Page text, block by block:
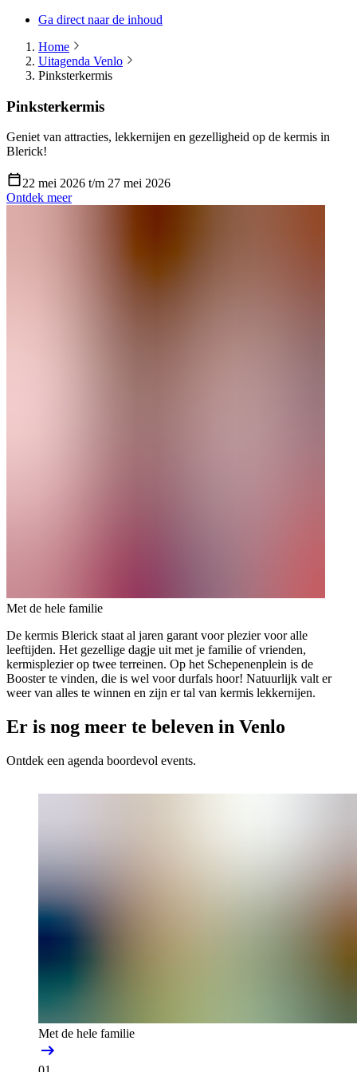
Ga direct naar de inhoud
Home
Uitagenda Venlo
Pinksterkermis
Pinksterkermis
Geniet van attracties, lekkernijen en gezelligheid op de kermis in
Blerick!
22 mei 2026 t/m 27 mei 2026
Ontdek meer
Met de hele familie
De kermis Blerick staat al jaren garant voor plezier voor alle
leeftijden. Het gezellige dagje uit met je familie of vrienden,
kermisplezier op twee terreinen. Op het Schepenenplein is de
Booster te vinden, die is wel voor durfals hoor! Natuurlijk valt er
weer van alles te winnen en zijn er tal van kermis lekkernijen.
Er is nog meer te beleven in Venlo
Ontdek een agenda boordevol events.
Met de hele familie